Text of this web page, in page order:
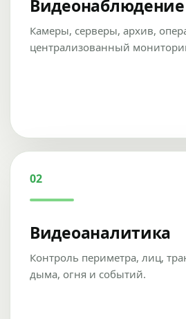
Видеонаблюдение
Камеры, серверы, архив,
централизованный
02
Видеоаналитика
Контроль периметра, лиц,
дыма, огня и событий.